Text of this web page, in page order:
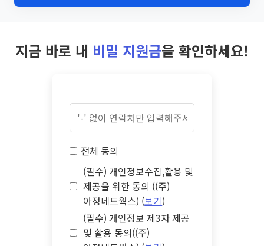
지금 바로 내 비밀 지원금을 확인하세요!
전체 동의
(필수) 개인정보수집,활용 및
제공을 위한 동의 ((주)
아정네트웍스) (보기)
(필수) 개인정보 제3자 제공
및 활용 동의((주)